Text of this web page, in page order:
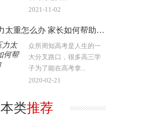
2021-11-02
孩子上高三压力太重怎么办 家长如何帮助孩子缓解压力
众所周知高考是人生的一
大分叉路口，很多高三学
子为了能在高考拿...
2020-02-21
本类推荐